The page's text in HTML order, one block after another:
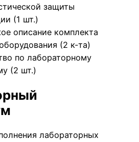
защиты
(1 шт.)
описание комплекта
(2 к-та)
по лабораторному
(2 шт.)
лабораторных